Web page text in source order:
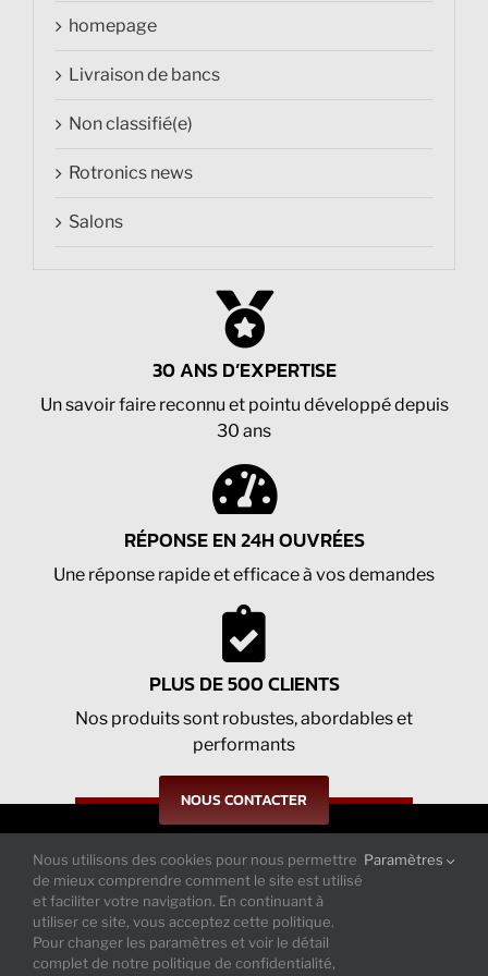
homepage
Livraison de bancs
Non classifié(e)
Rotronics news
Salons
30 ANS D’EXPERTISE
Un savoir faire reconnu et pointu développé depuis
30 ans
RÉPONSE EN 24H OUVRÉES
Une réponse rapide et efficace à vos demandes
PLUS DE 500 CLIENTS
Nos produits sont robustes, abordables et
performants
NOUS CONTACTER
Suivez-nous sur nos réseaux : actualités
et tendances
Nous utilisons des cookies pour nous permettre
de mieux comprendre comment le site est utilisé
et faciliter votre navigation. En continuant à
utiliser ce site, vous acceptez cette politique.
Pour changer les paramètres et voir le détail
complet de notre politique de confidentialité,
Paramètres